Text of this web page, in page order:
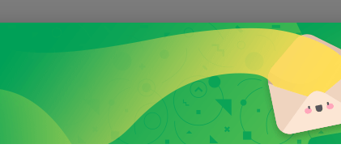
Aromaterapie Aroma difuzéry a vonná keramika Čisticí směs